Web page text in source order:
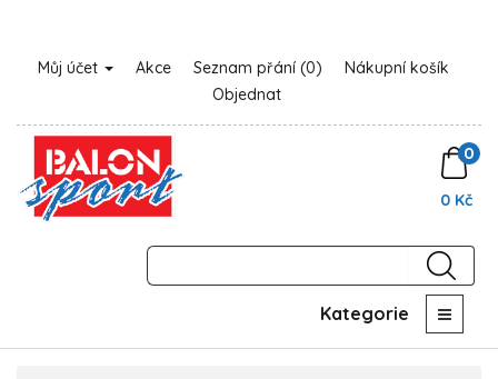
Můj účet Akce Seznam přání (0)
Nákupní košík
Objednat
0
0 Kč
Kategorie